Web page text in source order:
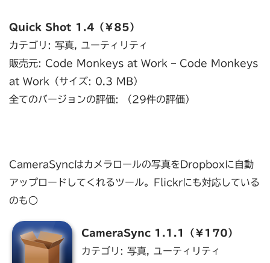
Quick Shot 1.4（￥85）
カテゴリ: 写真, ユーティリティ
販売元: Code Monkeys at Work – Code Monkeys
at Work（サイズ: 0.3 MB）
全てのバージョンの評価: （29件の評価）
CameraSyncはカメラロールの写真をDropboxに自動
アップロードしてくれるツール。Flickrにも対応している
のも○
CameraSync 1.1.1（￥170）
カテゴリ: 写真, ユーティリティ